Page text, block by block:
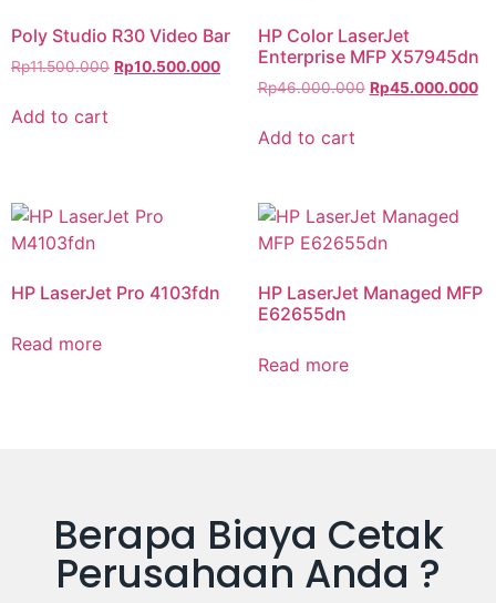
Poly Studio R30 Video Bar
Rp11.500.000 Rp10.500.000
Add to cart
HP Color LaserJet
Enterprise MFP X57945dn
Rp46.000.000 Rp45.000.000
Add to cart
HP LaserJet Pro 4103fdn
Read more
HP LaserJet Managed MFP
E62655dn
Read more
Berapa Biaya Cetak
Perusahaan Anda ?